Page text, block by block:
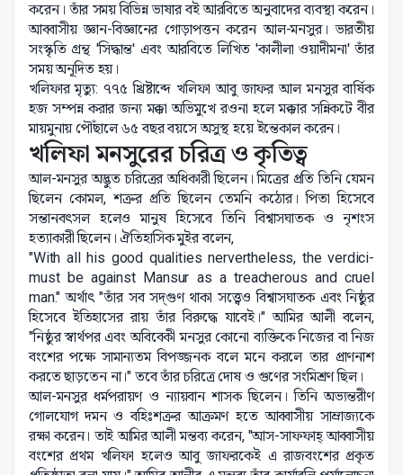
করেন। তাঁর সময় বিভিন্ন ভাষার বই আরবিতে অনুবাদের ব্যবস্থা করেন।
আব্বাসীয় জ্ঞান-বিজ্ঞানের গোড়াপত্তন করেন আল-মনসুর। ভারতীয়
সংস্কৃতি গ্রন্থ 'সিদ্ধান্ত' এবং আরবিতে লিখিত 'কালীলা ওয়াদীমনা' তাঁর
সময় অনূদিত হয়।
খলিফার মৃত্যু: ৭৭৫ খ্রিষ্টাব্দে খলিফা আবু জাফর আল মনসুর বার্ষিক
হজ সম্পন্ন করার জন্য মক্কা অভিমুখে রওনা হলে মক্কার সন্নিকটে বীর
মায়মুনায় পৌঁছালে ৬৫ বছর বয়সে অসুস্থ হয়ে ইন্তেকাল করেন।
খলিফা মনসুরের চরিত্র ও কৃতিত্ব
আল-মনসুর অদ্ভুত চরিত্রের অধিকারী ছিলেন। মিত্রের প্রতি তিনি যেমন
ছিলেন কোমল, শত্রুর প্রতি ছিলেন তেমনি কঠোর। পিতা হিসেবে
সন্তানবৎসল হলেও মানুষ হিসেবে তিনি বিশ্বাসঘাতক ও নৃশংস
হত্যাকারী ছিলেন। ঐতিহাসিক মুইর বলেন,
"With all his good qualities nervertheless, the verdici-
must be against Mansur as a treacherous and cruel
man." অর্থাৎ "তাঁর সব সদ্‌গুণ থাকা সত্ত্বেও বিশ্বাসঘাতক এবং নিষ্ঠুর
হিসেবে ইতিহাসের রায় তাঁর বিরুদ্ধে যাবেই।" আমির আলী বলেন,
"নিষ্ঠুর স্বার্থপর এবং অবিবেকী মনসুর কোনো ব্যক্তিকে নিজের বা নিজ
বংশের পক্ষে সামান্যতম বিপজ্জনক বলে মনে করলে তার প্রাণনাশ
করতে ছাড়তেন না।" তবে তাঁর চরিত্রে দোষ ও গুণের সংমিশ্রণ ছিল।
আল-মনসুর ধর্মপরায়ণ ও ন্যায়বান শাসক ছিলেন। তিনি অভ্যন্তরীণ
গোলযোগ দমন ও বহিঃশত্রুর আক্রমণ হতে আব্বাসীয় সাম্রাজ্যকে
রক্ষা করেন। তাই আমির আলী মন্তব্য করেন, "আস-সাফফাহ্ আব্বাসীয়
বংশের প্রথম খলিফা হলেও আবু জাফরকেই এ রাজবংশের প্রকৃত